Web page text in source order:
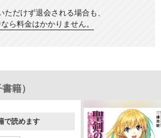
ただけず退会される場合も、
ら料金はかかりません。
籍）
で読めます